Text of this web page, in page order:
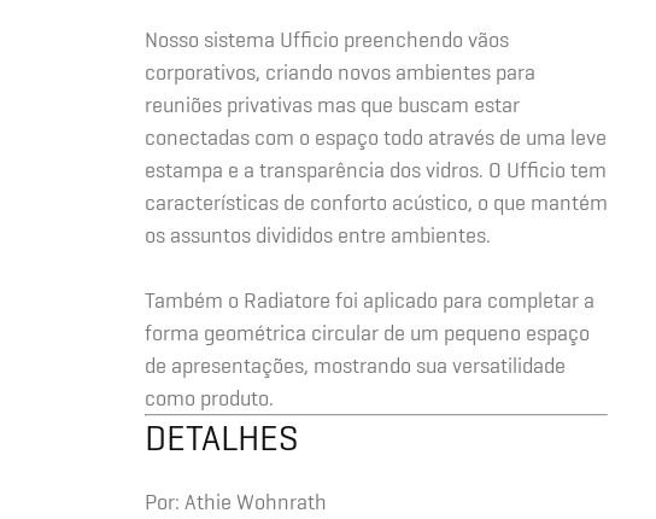
Nosso sistema Ufficio preenchendo vãos
corporativos, criando novos ambientes para
reuniões privativas mas que buscam estar
conectadas com o espaço todo através de uma leve
estampa e a transparência dos vidros. O Ufficio tem
características de conforto acústico, o que mantém
os assuntos divididos entre ambientes.
Também o Radiatore foi aplicado para completar a
forma geométrica circular de um pequeno espaço
de apresentações, mostrando sua versatilidade
como produto.
DETALHES
Por: Athie Wohnrath